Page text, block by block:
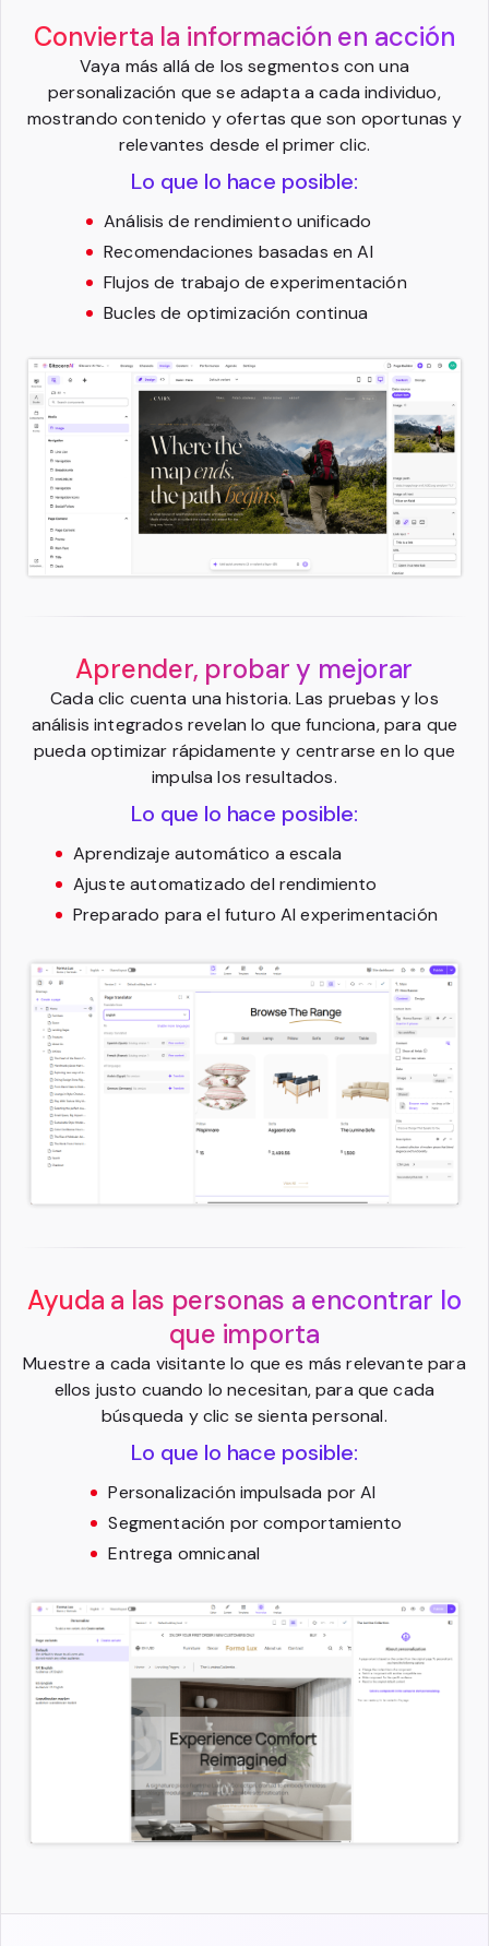
Convierta la información en acción
Vaya más allá de los segmentos con una
personalización que se adapta a cada individuo,
mostrando contenido y ofertas que son oportunas y
relevantes desde el primer clic.
Lo que lo hace posible:
Análisis de rendimiento unificado
Recomendaciones basadas en AI
Flujos de trabajo de experimentación
Bucles de optimización continua
Aprender, probar y mejorar
Cada clic cuenta una historia. Las pruebas y los
análisis integrados revelan lo que funciona, para que
pueda optimizar rápidamente y centrarse en lo que
impulsa los resultados.
Lo que lo hace posible:
Aprendizaje automático a escala
Ajuste automatizado del rendimiento
Preparado para el futuro AI experimentación
Ayuda a las personas a encontrar lo
que importa
Muestre a cada visitante lo que es más relevante para
ellos justo cuando lo necesitan, para que cada
búsqueda y clic se sienta personal.
Lo que lo hace posible:
Personalización impulsada por AI
Segmentación por comportamiento
Entrega omnicanal